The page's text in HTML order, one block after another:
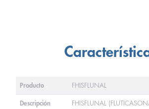
Producto FHISFLUNAL
Descripción
FHISFLUNAL